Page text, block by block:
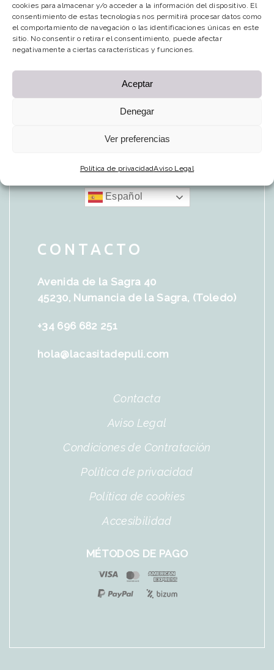
cookies para almacenar y/o acceder a la información del dispositivo. El
consentimiento de estas tecnologías nos permitirá procesar datos como
el comportamiento de navegación o las identificaciones únicas en este
sitio. No consentir o retirar el consentimiento, puede afectar
negativamente a ciertas características y funciones.
Aceptar
Denegar
Ver preferencias
Política de privacidadAviso Legal
Español
CONTACTO
Avenida de la Sagra 40
45230, Numancia de la Sagra, (Toledo)
+34 696 682 251
hola@lacasitadepuli.com
Contacta
Aviso Legal
Condiciones de Contratación
Política de privacidad
Política de cookies
Accesibilidad
MÉTODOS DE PAGO